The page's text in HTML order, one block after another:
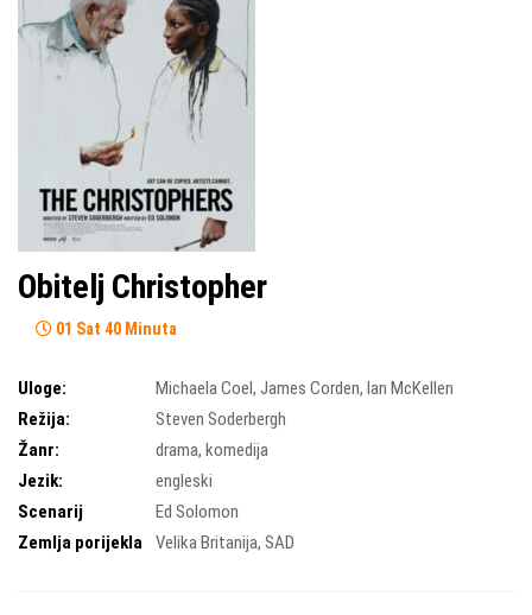
Obitelj Christopher
01 Sat 40 Minuta
Uloge: Michaela Coel,James Corden,Ian McKellen
Režija:
Steven Soderbergh
Žanr:
drama,komedija
Jezik:
engleski
Scenarij
Ed Solomon
Zemlja porijekla
Velika Britanija,SAD